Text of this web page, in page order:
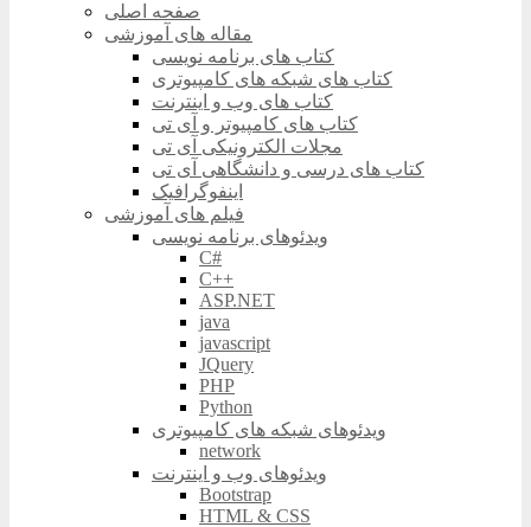
صفحه اصلی
مقاله های آموزشی
کتاب های برنامه نویسی
کتاب های شبکه های کامپیوتری
کتاب های وب و اینترنت
کتاب های کامپیوتر و آی تی
مجلات الکترونیکی آی تی
کتاب های درسی و دانشگاهی آی تی
اینفوگرافیک
فیلم های آموزشی
ویدئوهای برنامه نویسی
C#
C++
ASP.NET
java
javascript
JQuery
PHP
Python
ویدئوهای شبکه های کامپیوتری
network
ویدئوهای وب و اینترنت
Bootstrap
HTML & CSS